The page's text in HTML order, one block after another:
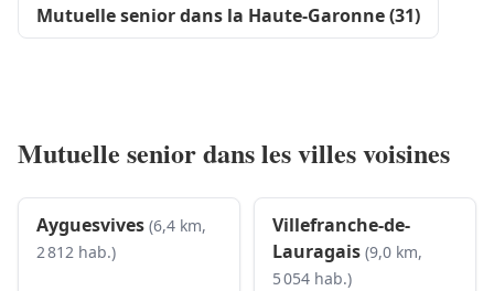
Mutuelle senior dans la Haute-Garonne (31)
Mutuelle senior dans les villes voisines
Ayguesvives (6,4 km,
2 812 hab.)
Villefranche-de-
Lauragais (9,0 km,
5 054 hab.)